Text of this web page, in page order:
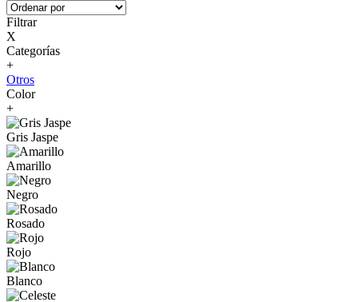
Filtrar
X
Categorías
+
Otros
Color
+
Gris Jaspe
Amarillo
Negro
Rosado
Rojo
Blanco